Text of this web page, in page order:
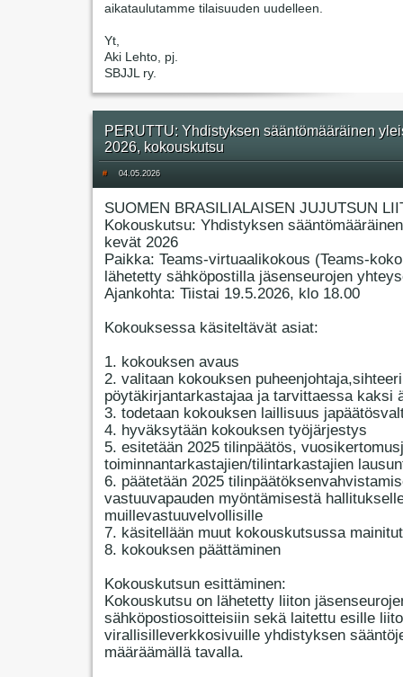
aikataulutamme tilaisuuden uudelleen.
Yt,
Aki Lehto, pj.
SBJJL ry.
PERUTTU: Yhdistyksen sääntömääräinen
2026, kokouskutsu
# 04.05.2026
SUOMEN BRASILIALAISEN JUJUTSUN
Kokouskutsu: Yhdistyksen
kevät 2026
Paikka: Teams-virtuaalikokous (Teams-
lähetetty sähköpostilla jäsenseurojen
Ajankohta: Tiistai 19.5.2026, klo 18.00
Kokouksessa käsiteltävät asiat:
1. kokouksen avaus
2. valitaan kokouksen
pöytäkirjantarkastajaa ja tarvittaessa kaksi
3. todetaan kokouksen laillisuus
4. hyväksytään kokouksen työjärjestys
5. esitetään 2025 tilinpäätös,
toiminnantarkastajien/tilintarkastajien
6. päätetään 2025
vastuuvapauden myöntämisestä
muillevastuuvelvollisille
7. käsitellään muut kokouskutsussa
8. kokouksen päättäminen
Kokouskutsun esittäminen:
Kokouskutsu on lähetetty liiton
sähköpostiosoitteisiin sekä laitettu esille
virallisilleverkkosivuille yhdistyksen
määräämällä tavalla.